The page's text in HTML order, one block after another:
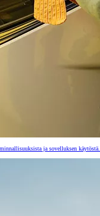
ja sovelluksen käytöstä.